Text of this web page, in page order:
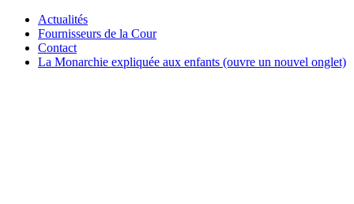
Actualités
Fournisseurs de la Cour
Contact
La Monarchie expliquée aux enfants (ouvre un nouvel onglet)